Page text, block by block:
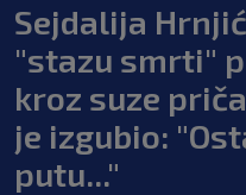
Sejdalija
"stazu smrti"
kroz suze
je izgubio:
putu..."